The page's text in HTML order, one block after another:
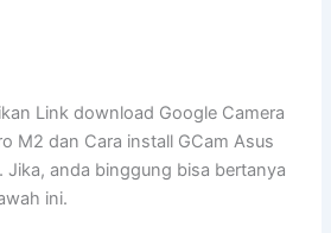
Link download Google Camera
M2 dan Cara install GCam Asus
Jika, anda binggung bisa bertanya
ini.